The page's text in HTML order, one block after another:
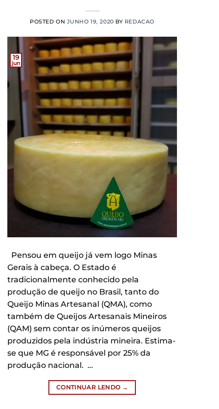
POSTED ON JUNHO 19, 2020 BY REDACAO
19
jun
Pensou em queijo já vem logo Minas
Gerais à cabeça. O Estado é
tradicionalmente conhecido pela
produção de queijo no Brasil, tanto do
Queijo Minas Artesanal (QMA), como
também de Queijos Artesanais Mineiros
(QAM) sem contar os inúmeros queijos
produzidos pela indústria mineira. Estima-
se que MG é responsável por 25% da
produção nacional. …
CONTINUAR LENDO →